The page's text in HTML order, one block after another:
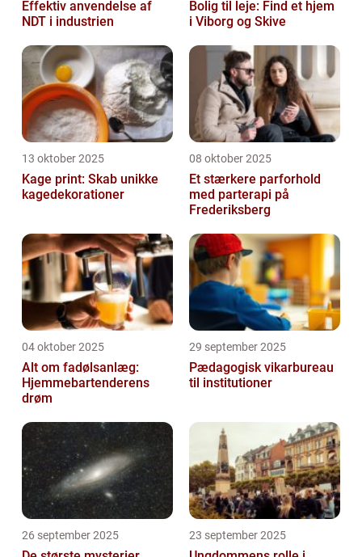
Effektiv anvendelse af
NDT i industrien
Bolig til leje: Find et hjem
i Viborg og Skive
13 oktober 2025
Kage print: Skab unikke
kagedekorationer
08 oktober 2025
Et stærkere parforhold
med parterapi på
Frederiksberg
04 oktober 2025
Alt om fadølsanlæg:
Hjemmebartenderens
drøm
29 september 2025
Pædagogisk vikarbureau
til institutioner
26 september 2025 23 september 2025